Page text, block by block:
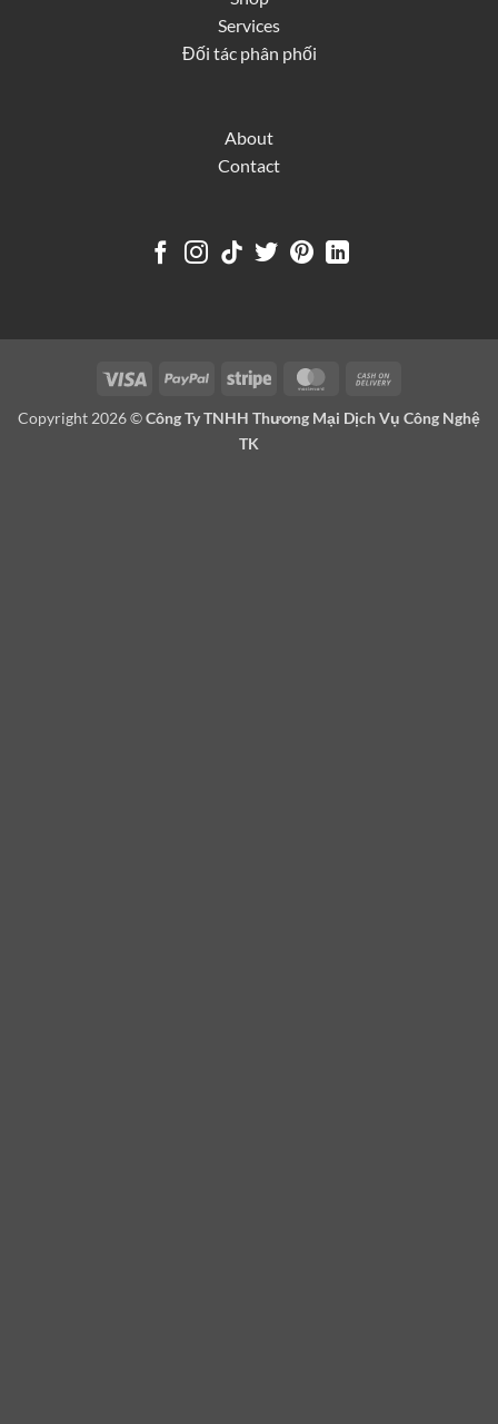
Services
Đối tác phân phối
About
Contact
Visa PayPal Stripe MasterCard
Delivery
Copyright 2026 ©Công Ty TNHH Thương Mại Dịch Vụ Công Nghệ
TK